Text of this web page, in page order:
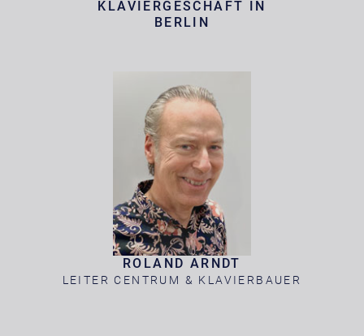
KLAVIERGESCHÄFT IN
BERLIN
ROLAND ARNDT
LEITER CENTRUM & KLAVIERBAUER